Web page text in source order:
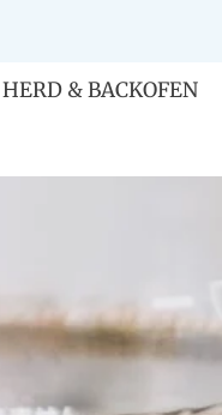
HERD & BACKOFEN